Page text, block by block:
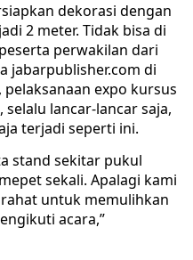
dekorasi dengan
2 meter. Tidak bisa di
perwakilan dari
jabarpublisher.com di
expo kursus
lancar-lancar saja,
terjadi seperti ini.
stand sekitar pukul
sekali. Apalagi kami
untuk memulihkan
acara,”